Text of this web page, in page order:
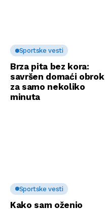
Sportske vesti
Brza pita bez kora:
savršen domaći obrok
za samo nekoliko
minuta
Sportske vesti
Kako sam oženio